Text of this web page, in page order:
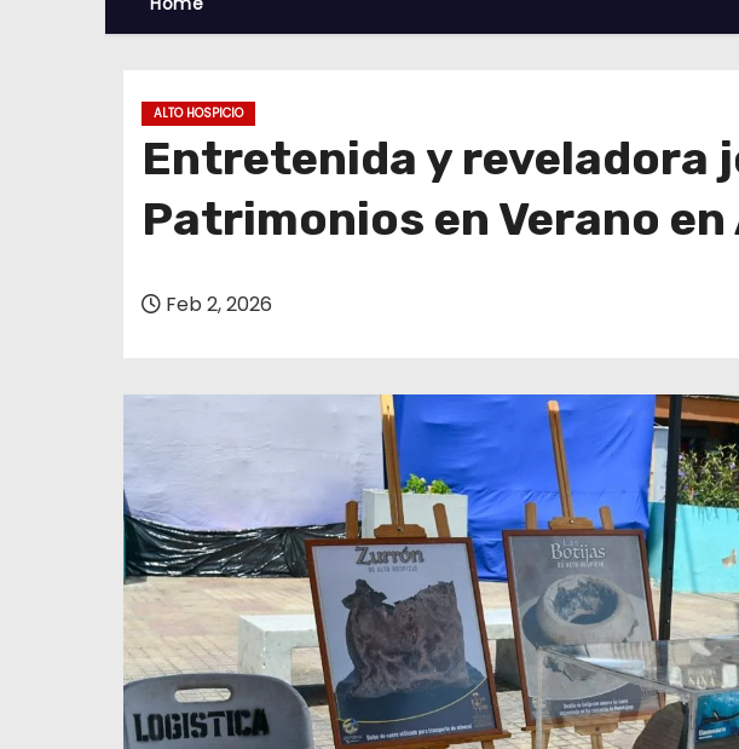
ALTO HOSPICIO
Entretenida y reveladora
Patrimonios en Verano
Feb 2, 2026